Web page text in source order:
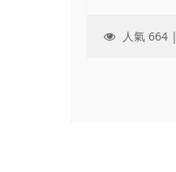
人氣 664 |